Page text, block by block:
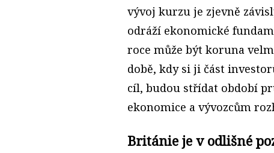
vývoj kurzu je zjevně
odráží ekonomické
roce může být koruna
době, kdy si ji část
cíl, budou střídat období
ekonomice a vývozcům
Británie je v odlišné